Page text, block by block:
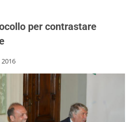
per contrastare